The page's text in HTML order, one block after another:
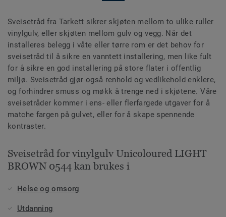
Sveisetråd fra Tarkett sikrer skjøten mellom to ulike ruller
vinylgulv, eller skjøten mellom gulv og vegg. Når det
installeres belegg i våte eller tørre rom er det behov for
sveisetråd til å sikre en vanntett installering, men like fult
for å sikre en god installering på store flater i offentlig
miljø. Sveisetråd gjør også renhold og vedlikehold enklere,
og forhindrer smuss og møkk å trenge ned i skjøtene. Våre
sveisetråder kommer i ens- eller flerfargede utgaver for å
matche fargen på gulvet, eller for å skape spennende
kontraster.
Sveisetråd for vinylgulv Unicoloured LIGHT
BROWN 0544 kan brukes i
Helse og omsorg
Utdanning